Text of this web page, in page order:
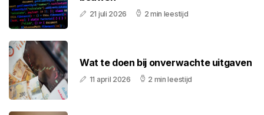
21 juli 2026 2 min leestijd
Wat te doen bij onverwachte uitgaven
11 april 2026 2 min leestijd